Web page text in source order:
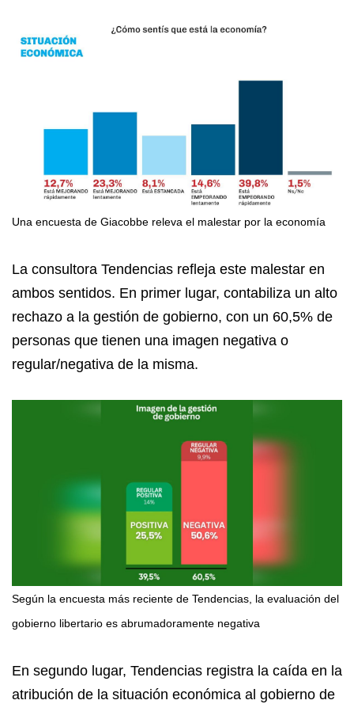
Una encuesta de Giacobbe releva el malestar por la economía
La consultora Tendencias refleja este malestar en
ambos sentidos. En primer lugar, contabiliza un alto
rechazo a la gestión de gobierno, con un 60,5% de
personas que tienen una imagen negativa o
regular/negativa de la misma.
Según la encuesta más reciente de Tendencias, la evaluación del
gobierno libertario es abrumadoramente negativa
En segundo lugar, Tendencias registra la caída en la
atribución de la situación económica al gobierno de